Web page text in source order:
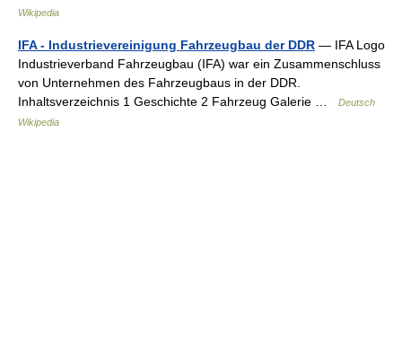
Wikipedia
IFA - Industrievereinigung Fahrzeugbau der DDR — IFA Logo
Industrieverband Fahrzeugbau (IFA) war ein Zusammenschluss
von Unternehmen des Fahrzeugbaus in der DDR.
Inhaltsverzeichnis 1 Geschichte 2 Fahrzeug Galerie …
Deutsch
Wikipedia